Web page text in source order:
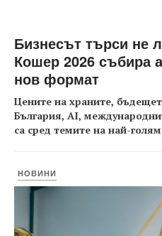
Бизнесът търси не
Кошер 2026 събира
нов формат
Цените на храните,
България, AI,
са сред темите на най-
НОВИНИ